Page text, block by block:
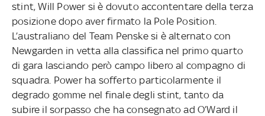
stint, Will Power si è dovuto accontentare della terza
posizione dopo aver firmato la Pole Position.
L’australiano del Team Penske si è alternato con
Newgarden in vetta alla classifica nel primo quarto
di gara lasciando però campo libero al compagno di
squadra. Power ha sofferto particolarmente il
degrado gomme nel finale degli stint, tanto da
subire il sorpasso che ha consegnato ad O’Ward il